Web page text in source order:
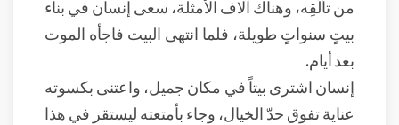
من تألُّقِه، وهناك آلاف الأمثلة، سعى إنسان في بناء
بيتٍ سنواتٍ طويلة، فلما انتهى البيت فاجأه الموت
بعد أيام.
إنسان اشترى بيتاً في مكان جميل، واعتنى بكسوته
عناية تفوق حدّ الخيال، وجاء بأمتعته ليستقر في هذا